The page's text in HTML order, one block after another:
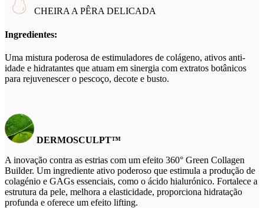
CHEIRA A PÊRA DELICADA
Ingredientes:
Uma mistura poderosa de estimuladores de colágeno, ativos anti-
idade e hidratantes que atuam em sinergia com extratos botânicos
para rejuvenescer o pescoço, decote e busto.
DERMOSCULPT™
A inovação contra as estrias com um efeito 360° Green Collagen
Builder. Um ingrediente ativo poderoso que estimula a produção de
colagénio e GAGs essenciais, como o ácido hialurónico. Fortalece a
estrutura da pele, melhora a elasticidade, proporciona hidratação
profunda e oferece um efeito lifting.